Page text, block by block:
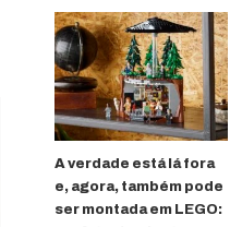
A verdade está lá fora
e, agora, também pode
ser montada em LEGO: